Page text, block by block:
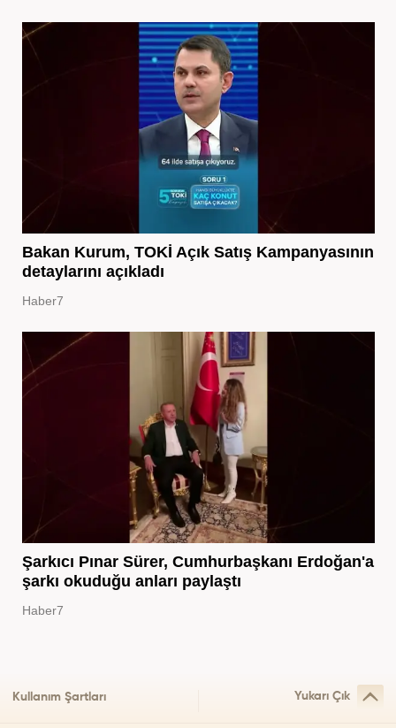
Bakan Kurum, TOKİ Açık Satış Kampanyasının
detaylarını açıkladı
Haber7
Şarkıcı Pınar Sürer, Cumhurbaşkanı Erdoğan'a
şarkı okuduğu anları paylaştı
Haber7
Kullanım Şartları Yukarı Çık